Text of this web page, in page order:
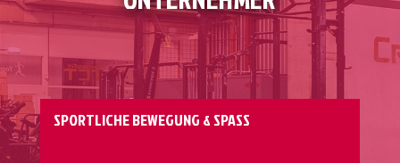
SPORTLICHE BEWEGUNG & SPASS